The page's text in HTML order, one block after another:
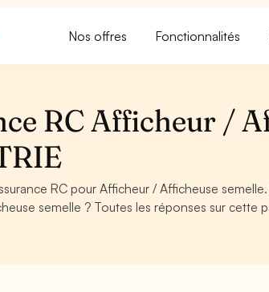
Nos offres Fonctionnalités
RC Afficheur /
RC pour Afficheur / Afficheuse
semelle ? Toutes les réponses sur cette